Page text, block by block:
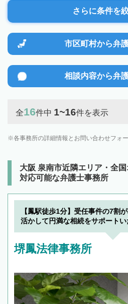
さらに条件を
市区町村から弁
相談内容から弁
全16件中 1~16件を表示
各事務所の詳細情報とお問い合わせフォ
大阪 泉南市近隣エリア・全
対応可能な弁護士事務所
【鳳駅徒歩1分】受任事件の7割
活かして円満な相続をサポート
堺鳳法律事務所